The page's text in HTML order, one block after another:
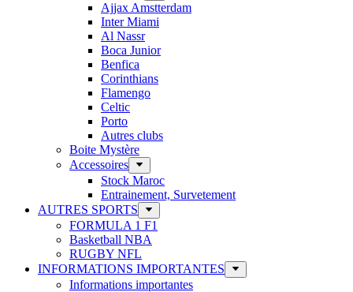
Ajjax Amstterdam
Inter Miami
Al Nassr
Boca Junior
Benfica
Corinthians
Flamengo
Celtic
Porto
Autres clubs
Boite Mystère
Accessoires
Stock Maroc
Entrainement, Survetement
AUTRES SPORTS
FORMULA 1 F1
Basketball NBA
RUGBY NFL
INFORMATIONS IMPORTANTES
Informations importantes